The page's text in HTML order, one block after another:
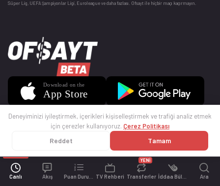
Canlı Akış TV Rehberi Transferler
YENİ
Ara
Süper Lig, UEFA Şampiyonlar Ligi, Euroleague ve daha fazlası. Ofsayt ile hiçbir maçı kaçırmayın.
© 2025 Ofsayt
Deneyiminizi iyileştirmek, içerikleri kişiselleştirmek ve trafiği analiz etmek
için çerezler kullanıyoruz. Çerez Politikası
Reddet Tamam